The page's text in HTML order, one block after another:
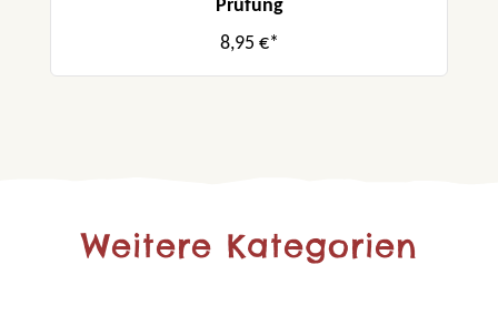
Prüfung
8,95 €*
Weitere Kategorien